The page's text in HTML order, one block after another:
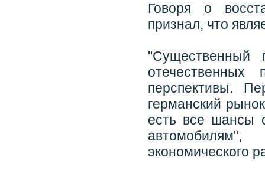
Говоря о
признал, что
"Существенный
перспективы.
германский
есть все шансы
экономического